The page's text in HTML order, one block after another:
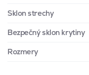
Sklon strechy
Bezpečný sklon krytiny
Rozmery